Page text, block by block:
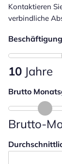
Kontaktieren
verbindliche
10 Jahre
Brutto
Brutto-